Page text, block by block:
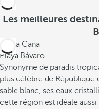
Les meilleures
Punta Cana
Playa Bávaro
Synonyme de paradis
plus célèbre de République
sable blanc, ses eaux
cette région est idéale